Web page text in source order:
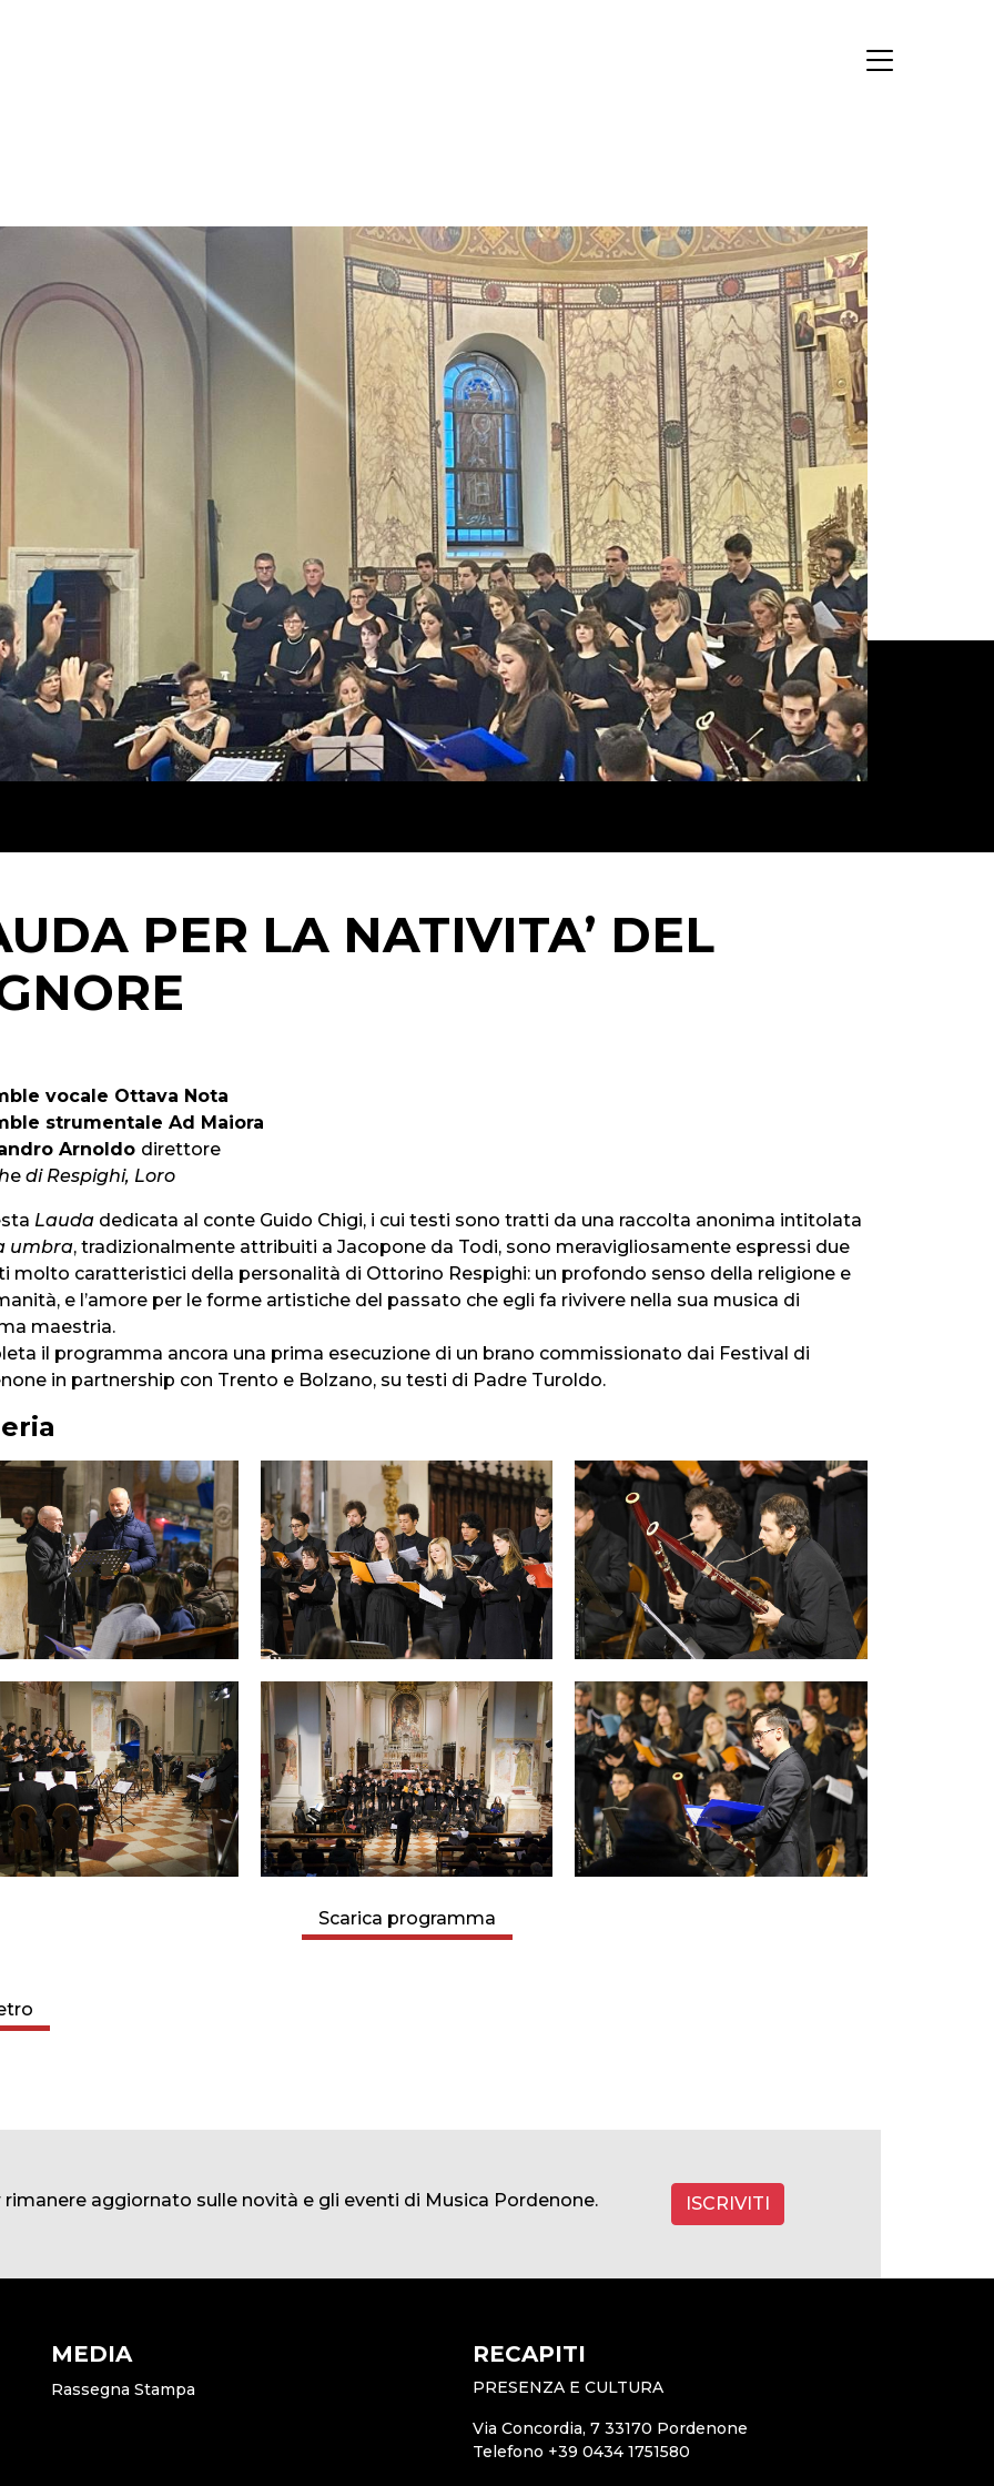
PER LA NATIVITA’ DEL
vocale Ottava Nota
strumentale Ad Maiora
Arnoldo direttore
e di Respighi, Loro
Lauda dedicata al conte Guido Chigi, i cui testi sono tratti da una raccolta anonima intitolata
umbra, tradizionalmente attribuiti a Jacopone da Todi, sono meravigliosamente espressi due
molto caratteristici della personalità di Ottorino Respighi: un profondo senso della religione e
e l’amore per le forme artistiche del passato che egli fa rivivere nella sua musica di
maestria.
il programma ancora una prima esecuzione di un brano commissionato dai Festival di
in partnership con Trento e Bolzano, su testi di Padre Turoldo.
Scarica programma
rimanere aggiornato sulle novità e gli eventi di Musica Pordenone. ISCRIVITI
MEDIA
Rassegna Stampa
RECAPITI
PRESENZA E CULTURA
Via Concordia, 7 33170 Pordenone
Telefono +39 0434 1751580